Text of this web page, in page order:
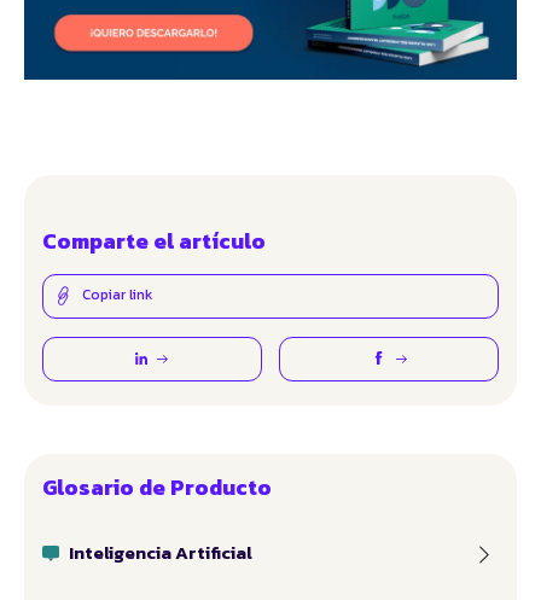
Comparte el artículo
Copiar link
Glosario de Producto
Inteligencia Artificial